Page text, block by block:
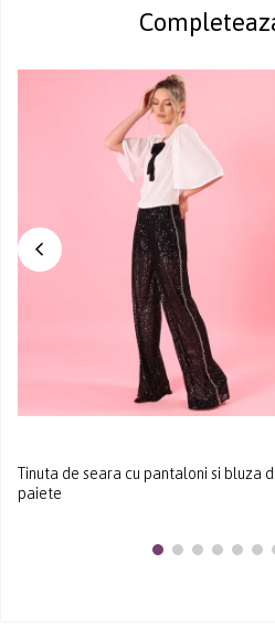
Tinuta de seara cu pantaloni si bluza
paiete